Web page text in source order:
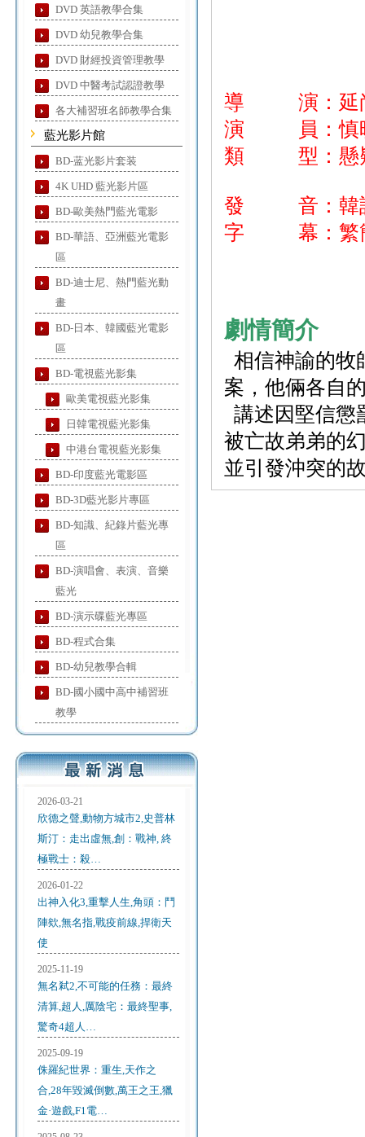
DVD 英語教學合集
DVD 幼兒教學合集
DVD 財經投資管理教學
DVD 中醫考試認證教學
各大補習班名師教學合集
藍光影片館
BD-蓝光影片套装
4K UHD 藍光影片區
BD-歐美熱門藍光電影
BD-華語、亞洲藍光電影
區
BD-迪士尼、熱門藍光動
畫
BD-日本、韓國藍光電影
區
BD-電視藍光影集
歐美電視藍光影集
日韓電視藍光影集
中港台電視藍光影集
BD-印度藍光電影區
BD-3D藍光影片專區
BD-知識、紀錄片藍光專
區
BD-演唱會、表演、音樂
藍光
BD-演示碟藍光專區
BD-程式合集
BD-幼兒教學合輯
BD-國小國中高中補習班
教學
2026-03-21
欣德之聲,動物方城市2,史普林
斯汀：走出虛無,創：戰神, 終
極戰士：殺…
2026-01-22
出神入化3,重擊人生,角頭：鬥
陣欸,無名指,戰疫前線,捍衛天
使
2025-11-19
無名弒2,不可能的任務：最終
清算,超人,厲陰宅：最終聖事,
驚奇4超人…
2025-09-19
侏羅紀世界：重生,天作之
合,28年毀滅倒數,萬王之王,獵
金·遊戲,F1電…
導 演：延
演 員：慎旼
類 型：懸
發 音：韓
字 幕：繁簡
劇情簡介
相信神諭的牧
案，他倆各自
講述因堅信懲
被亡故弟弟的
並引發沖突的